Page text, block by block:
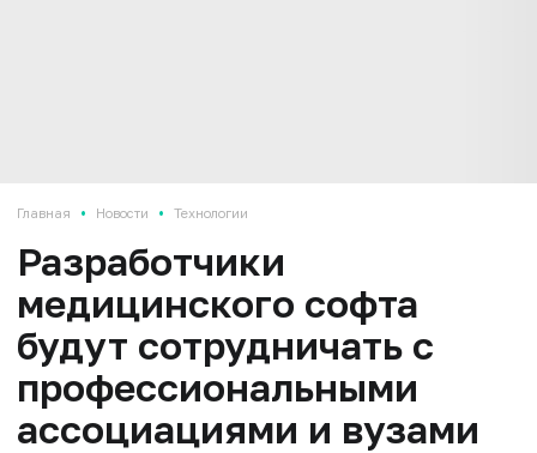
Главная • Новости • Технологии
Разработчики
медицинского софта
будут сотрудничать с
профессиональными
ассоциациями и вузами